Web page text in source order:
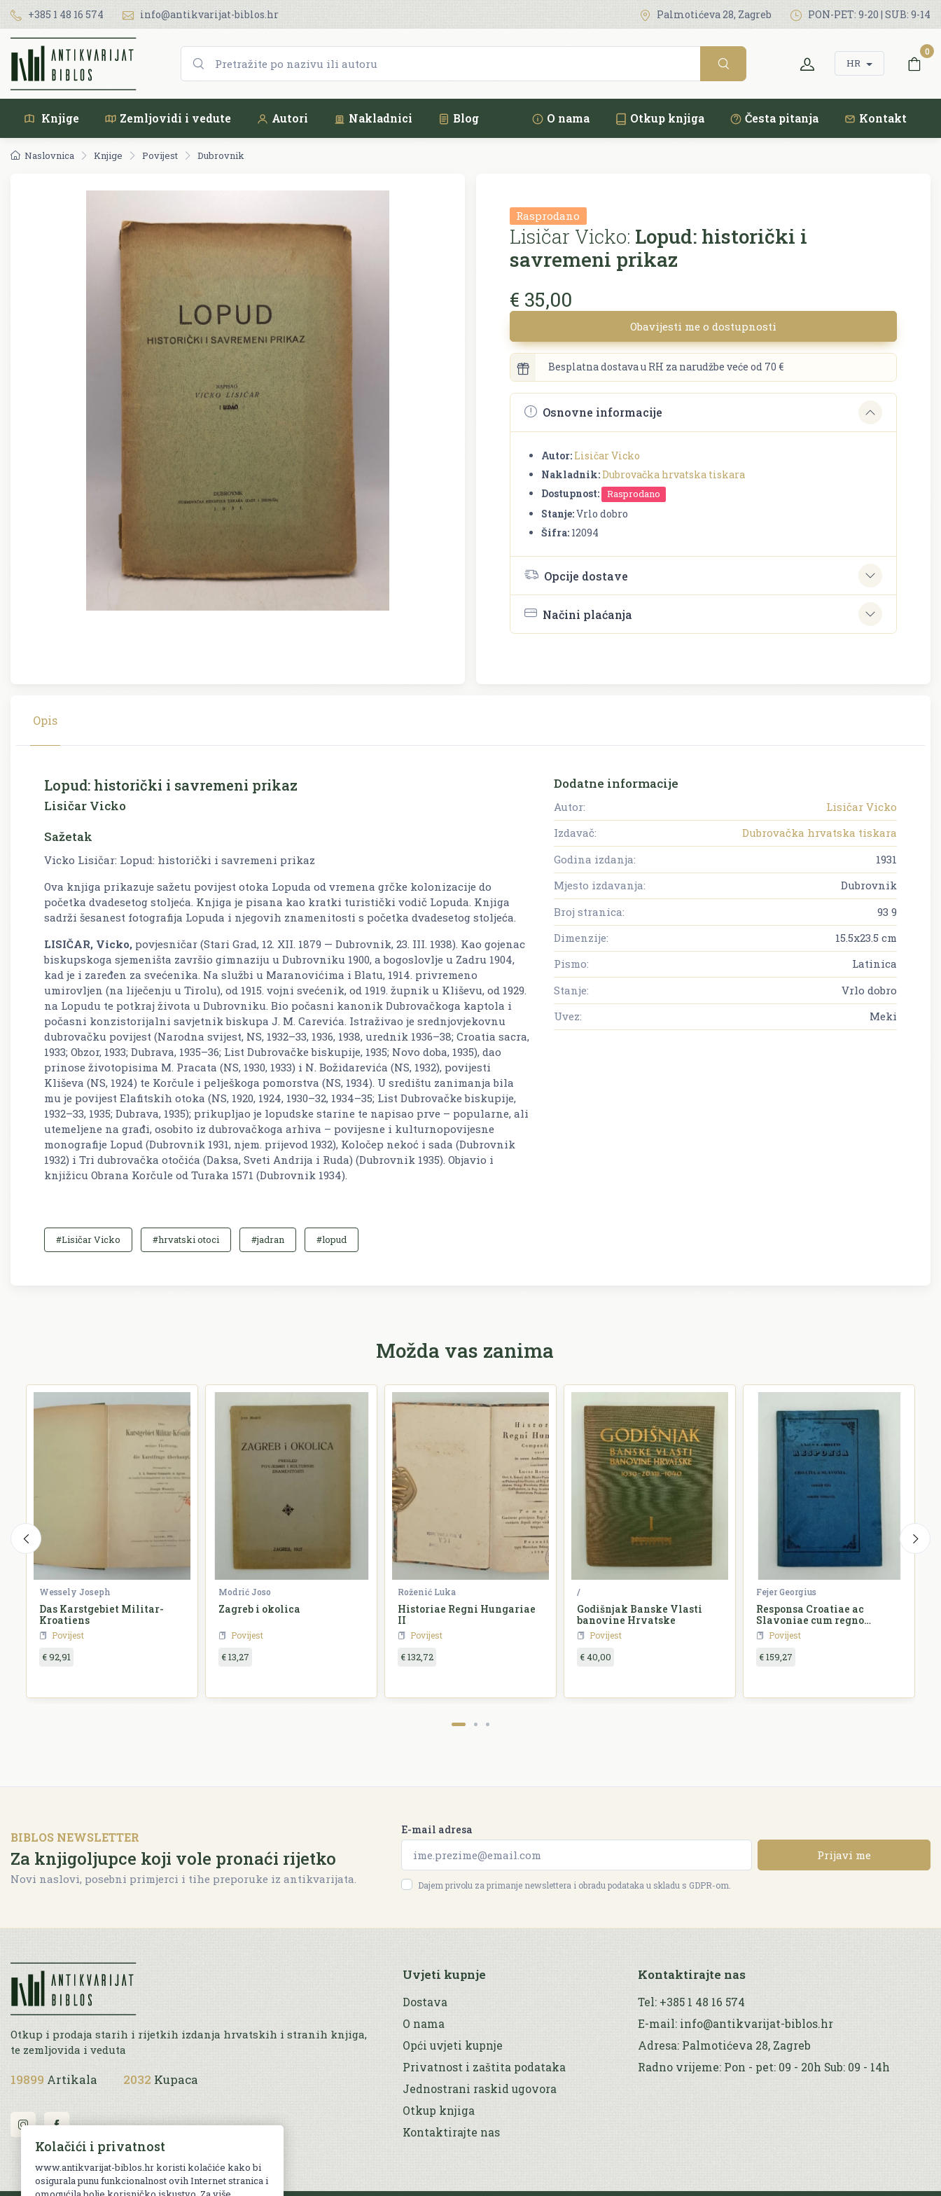
+385 1 48 16 574 info@antikvarijat-biblos.hr Palmotićeva 28, Zagreb PON-PET: 9-20 | SUB: 9-14
HR
0
Knjige Zemljovidi i vedute Autori Nakladnici Blog O nama Otkup knjiga Česta pitanja Kontakt
Naslovnica Knjige Povijest Dubrovnik
Rasprodano
Lisičar Vicko: Lopud: historički i
savremeni prikaz
€ 35,00
Obavijesti me o dostupnosti
Besplatna dostava u RH za narudžbe veće od 70 €
Osnovne informacije
Autor: Lisičar Vicko
Nakladnik:Dubrovačka hrvatska tiskara
Dostupnost:
Rasprodano
Stanje:Vrlo dobro
Šifra: 12094
Opcije dostave
Načini plaćanja
Opis
Lopud: historički i savremeni prikaz
Lisičar Vicko
Sažetak
Vicko Lisičar: Lopud: historički i savremeni prikaz
Ova knjiga prikazuje sažetu povijest otoka Lopuda od vremena grčke kolonizacije do
početka dvadesetog stoljeća. Knjiga je pisana kao kratki turistički vodič Lopuda. Knjiga
sadrži šesanest fotografija Lopuda i njegovih znamenitosti s početka dvadesetog stoljeća.
LISIČAR, Vicko, povjesničar (Stari Grad, 12. XII. 1879 — Dubrovnik, 23. III. 1938). Kao gojenac
biskupskoga sjemeništa završio gimnaziju u Dubrovniku 1900, a bogoslovlje u Zadru 1904,
kad je i zaređen za svećenika. Na službi u Maranovićima i Blatu, 1914. privremeno
umirovljen (na liječenju u Tirolu), od 1915. vojni svećenik, od 1919. župnik u Kliševu, od 1929.
na Lopudu te potkraj života u Dubrovniku. Bio počasni kanonik Dubrovačkoga kaptola i
počasni konzistorijalni savjetnik biskupa J. M. Carevića. Istraživao je srednjovjekovnu
dubrovačku povijest (Narodna svijest, NS, 1932–33, 1936, 1938, urednik 1936–38; Croatia sacra,
1933; Obzor, 1933; Dubrava, 1935–36; List Dubrovačke biskupije, 1935; Novo doba, 1935), dao
prinose životopisima M. Pracata (NS, 1930, 1933) i N. Božidarevića (NS, 1932), povijesti
Kliševa (NS, 1924) te Korčule i pelješkoga pomorstva (NS, 1934). U središtu zanimanja bila
mu je povijest Elafitskih otoka (NS, 1920, 1924, 1930–32, 1934–35; List Dubrovačke biskupije,
1932–33, 1935; Dubrava, 1935); prikupljao je lopudske starine te napisao prve – popularne, ali
utemeljene na građi, osobito iz dubrovačkoga arhiva – povijesne i kulturnopovijesne
monografije Lopud (Dubrovnik 1931, njem. prijevod 1932), Koločep nekoć i sada (Dubrovnik
1932) i Tri dubrovačka otočića (Daksa, Sveti Andrija i Ruda) (Dubrovnik 1935). Objavio i
knjižicu Obrana Korčule od Turaka 1571 (Dubrovnik 1934).
#Lisičar Vicko #hrvatski otoci #jadran #lopud
Dodatne informacije
Autor:
Lisičar Vicko
Izdavač:
Dubrovačka hrvatska tiskara
Godina izdanja:
1931
Mjesto izdavanja:
Dubrovnik
Broj stranica:
93 9
Dimenzije:
15.5x23.5 cm
Pismo:
Latinica
Stanje:
Vrlo dobro
Uvez:
Meki
Možda vas zanima
Wessely Joseph
Das Karstgebiet Militar-
Kroatiens
Povijest
€ 92,91
Modrić Joso
Zagreb i okolica
Povijest
€ 13,27
Roženić Luka
Historiae Regni Hungariae
II
Povijest
€ 132,72
/
Godišnjak Banske Vlasti
banovine Hrvatske
Povijest
€ 40,00
Fejer Georgius
Responsa Croatiae ac
Slavoniae cum regno
Hungariae
Povijest
€ 159,27
BIBLOS NEWSLETTER
Za knjigoljupce koji vole pronaći rijetko
Novi naslovi, posebni primjerci i tihe preporuke iz antikvarijata.
E-mail adresa
Prijavi me
Dajem privolu za primanje newslettera i obradu podataka u skladu s GDPR-om.
Otkup i prodaja starih i rijetkih izdanja hrvatskih i stranih knjiga,
te zemljovida i veduta
19899 Artikala 2032 Kupaca
Uvjeti kupnje
Dostava
O nama
Opći uvjeti kupnje
Privatnost i zaštita podataka
Jednostrani raskid ugovora
Otkup knjiga
Kontaktirajte nas
Kontaktirajte nas
Tel: +385 1 48 16 574
E-mail: info@antikvarijat-biblos.hr
Adresa: Palmotićeva 28, Zagreb
Radno vrijeme: Pon - pet: 09 - 20h Sub: 09 - 14h
Kolačići i privatnost
www.antikvarijat-biblos.hr koristi kolačiće kako bi
osigurala punu funkcionalnost ovih Internet stranica i